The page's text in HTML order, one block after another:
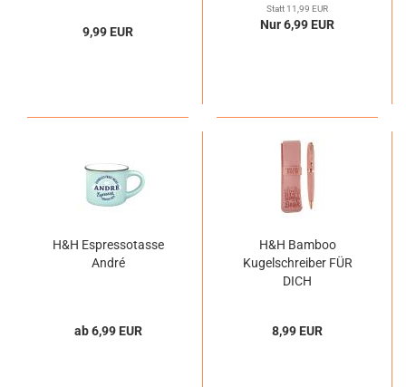
9,99 EUR
Statt 11,99 EUR
Nur 6,99 EUR
H&H Espressotasse
André
ab 6,99 EUR
H&H Bamboo
Kugelschreiber FÜR
DICH
8,99 EUR